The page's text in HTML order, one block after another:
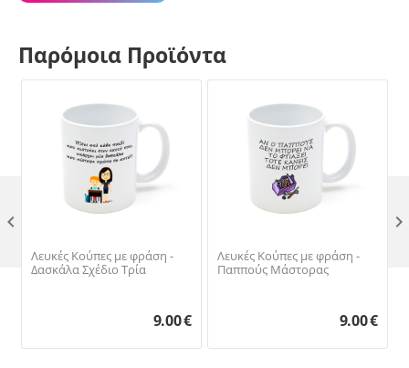
Παρόμοια Προϊόντα
Λευκές Κούπες με φράση -
Δασκάλα Σχέδιο Τρία
9.00€
Λευκές Κούπες με φράση -
Παππούς Μάστορας
9.00€
 